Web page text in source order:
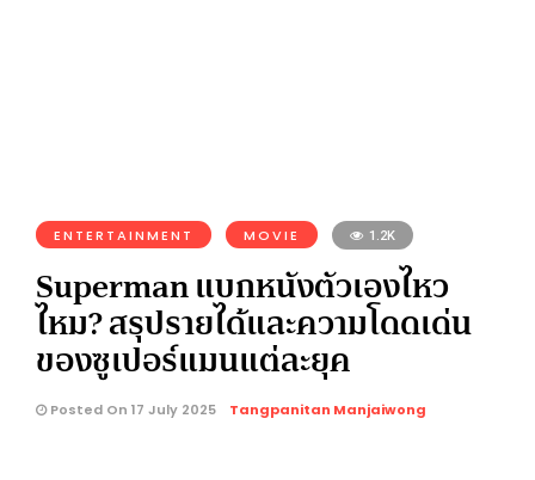
ENTERTAINMENT MOVIE 1.2K
Superman แบกหนังตัวเองไหว
ไหม? สรุปรายได้และความโดดเด่น
ของซูเปอร์แมนแต่ละยุค
Posted On 17 July 2025 Tangpanitan Manjaiwong